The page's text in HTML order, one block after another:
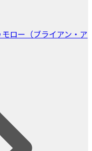
ロー（ブライアン・ア